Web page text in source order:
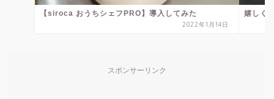
【siroca おうちシェフPRO】導入してみた
2022年1月14日
嬉しく
スポンサーリンク